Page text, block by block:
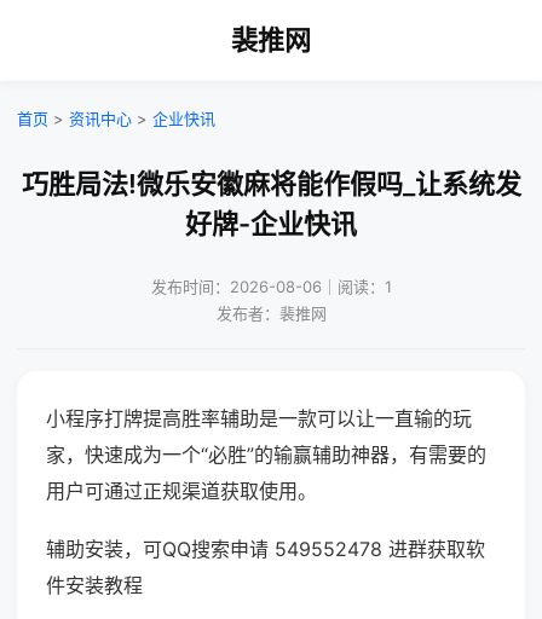
裴推网
首页 > 资讯中心 > 企业快讯
巧胜局法!微乐安徽麻将能作假吗_让系统发
好牌-企业快讯
发布时间：2026-08-06｜阅读：1
发布者：裴推网
小程序打牌提高胜率辅助是一款可以让一直输的玩
家，快速成为一个“必胜”的输赢辅助神器，有需要的
用户可通过正规渠道获取使用。
辅助安装，可QQ搜索申请 549552478 进群获取软
件安装教程